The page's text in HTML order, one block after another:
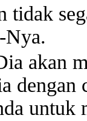
tidak
Nya.
akan
dengan
untuk